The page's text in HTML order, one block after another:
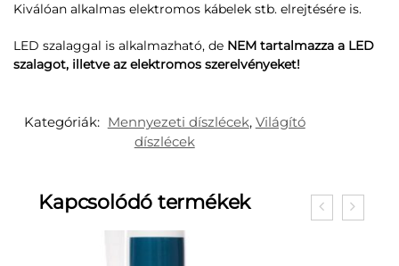
Kiválóan alkalmas elektromos kábelek stb. elrejtésére is.
LED szalaggal is alkalmazható, de NEM tartalmazza a LED
szalagot, illetve az elektromos szerelvényeket!
Kategóriák: Mennyezeti díszlécek, Világító
díszlécek
Kapcsolódó termékek